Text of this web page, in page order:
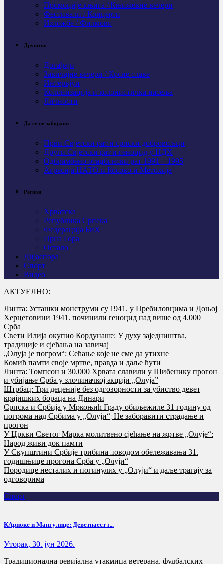
Промоције књига / Књижевне вечери
Фестивали / Концерти
Изложбе / Филмови
Друштво
Догађаји
Завичајне вечери / Крсне славе
Интервјуи
Колонизација и колонистичка насеља
Личности
Да се не заборави
Први Свјeтски рат и српски добровољци
Други Свјетски рат и геноцид у НДХ
Одбрамбено отаџбински рат 1991 – 1995
Агресија НАТО и Косово и Метохија
Регион
Хрватска
Република Српска
Федерација БиХ
Црна Гора
Остало
Дијаспора
Спорт
Видео
АКТУЕЛНО:
Линта: Усташки монструми су 1941. у Пребиловцима и Доњој
Херцеговини 1941. починили геноцид над више од 4.000
Срба
Свети Илија окупио Кордунаше: У духу заједништва,
традиције и сјећања на завичај
„Олуја је погром“: Сећање које не сме да утихне
Комић памти своје мртве, правда и даље ћути
Линта: Томпсон и 30.000 Хрвата славили у Шибенику прогон
и убијање Срба у злочиначкој акцији „Олуја”
Штрбац: Три деценије без одговорности за убиство девет
крајишких бораца на Динари
Српска и Србија у Мркоњић Граду обиљежиле 31 годину од
погрома над Србима у „Олуји“; Не заборавити страдање и
прогон
У Цркви Светог Марка молитвено сјећање на жртве „Олује“:
Народ живи док памти
У Скупштини Србије трибина поводом обележавања 31.
годишњице прогона Срба у „Олуји“
Породице несталих и погинулих у „Олуји“ и даље трагају за
одговорима
Спорт
КАриоке и Мангулице: Деветнаест г...
Уторак, 30. јун 2026.
Традиционална ревијална утакмица ветерана, фудбалских